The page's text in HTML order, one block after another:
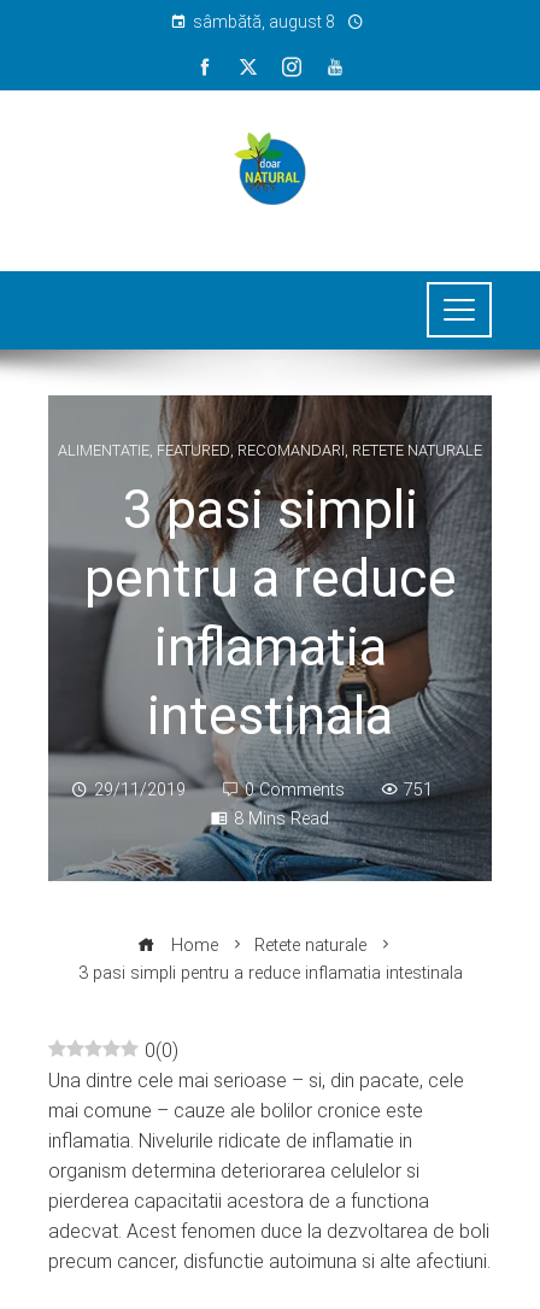
sâmbătă, august 8
ALIMENTATIE FEATURED RECOMANDARI RETETE NATURALE
3 pasi simpli
pentru a reduce
inflamatia
intestinala
29/11/2019 0 Comments
751
8 Mins Read
Home
Retete naturale
3 pasi simpli pentru a reduce inflamatia intestinala
0(0)
Una dintre cele mai serioase – si, din pacate, cele
mai comune – cauze ale bolilor cronice este
inflamatia. Nivelurile ridicate de inflamatie in
organism determina deteriorarea celulelor si
pierderea capacitatii acestora de a functiona
adecvat. Acest fenomen duce la dezvoltarea de boli
precum cancer, disfunctie autoimuna si alte afectiuni.